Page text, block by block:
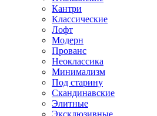
Кантри
Классические
Лофт
Модерн
Прованс
Неоклассика
Минимализм
Под старину
Скандинавские
Элитные
Эксклюзивные